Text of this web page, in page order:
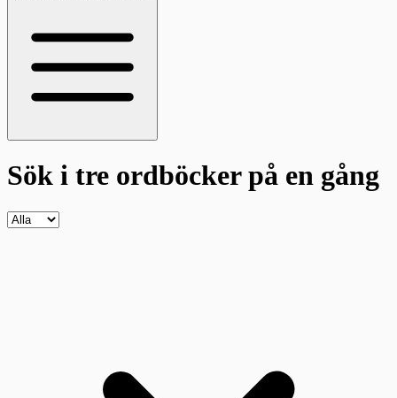
Sök i tre ordböckerpå en gång